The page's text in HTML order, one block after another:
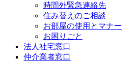
時間外緊急連絡先
住み替えのご相談
お部屋の使用とマナー
お困りごと
法人社宅窓口
仲介業者窓口